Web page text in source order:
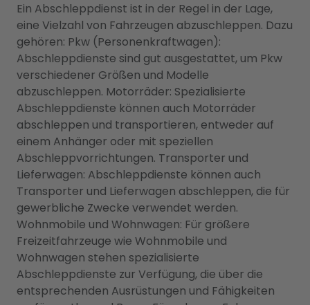
Ein Abschleppdienst ist in der Regel in der Lage,
eine Vielzahl von Fahrzeugen abzuschleppen. Dazu
gehören: Pkw (Personenkraftwagen):
Abschleppdienste sind gut ausgestattet, um Pkw
verschiedener Größen und Modelle
abzuschleppen. Motorräder: Spezialisierte
Abschleppdienste können auch Motorräder
abschleppen und transportieren, entweder auf
einem Anhänger oder mit speziellen
Abschleppvorrichtungen. Transporter und
Lieferwagen: Abschleppdienste können auch
Transporter und Lieferwagen abschleppen, die für
gewerbliche Zwecke verwendet werden.
Wohnmobile und Wohnwagen: Für größere
Freizeitfahrzeuge wie Wohnmobile und
Wohnwagen stehen spezialisierte
Abschleppdienste zur Verfügung, die über die
entsprechenden Ausrüstungen und Fähigkeiten